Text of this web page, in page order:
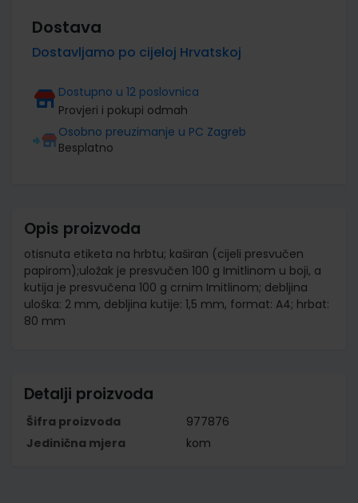
Dostava
Dostavljamo po cijeloj Hrvatskoj
Dostupno u 12 poslovnica
Provjeri i pokupi odmah
Osobno preuzimanje u PC Zagreb
Besplatno
Opis proizvoda
otisnuta etiketa na hrbtu; kaširan (cijeli presvučen
papirom);uložak je presvučen 100 g Imitlinom u boji, a
kutija je presvučena 100 g crnim Imitlinom; debljina
uloška: 2 mm, debljina kutije: 1,5 mm, format: A4; hrbat:
80 mm
Detalji proizvoda
Šifra proizvoda
977876
Jedinična mjera
kom